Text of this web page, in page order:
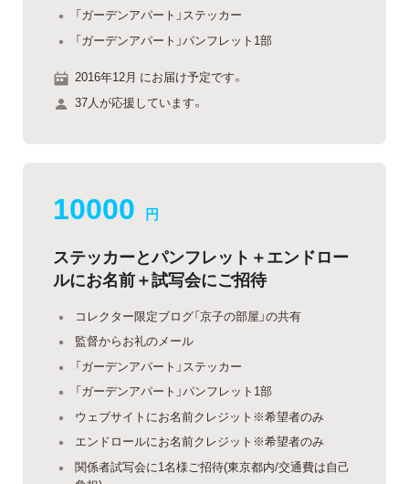
「ガーデンアパート」ステッカー
「ガーデンアパート」パンフレット1部
2016年12月 にお届け予定です。
37人が応援しています。
10000 円
ステッカーとパンフレット＋エンドロー
ルにお名前＋試写会にご招待
コレクター限定ブログ「京子の部屋」の共有
監督からお礼のメール
「ガーデンアパート」ステッカー
「ガーデンアパート」パンフレット1部
ウェブサイトにお名前クレジット※希望者のみ
エンドロールにお名前クレジット※希望者のみ
関係者試写会に1名様ご招待(東京都内/交通費は自己